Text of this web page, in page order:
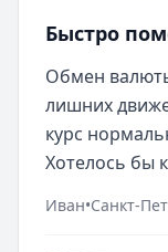
Быстро
Обмен
лишних
курс
Хотелось бы
Иван•Санкт-